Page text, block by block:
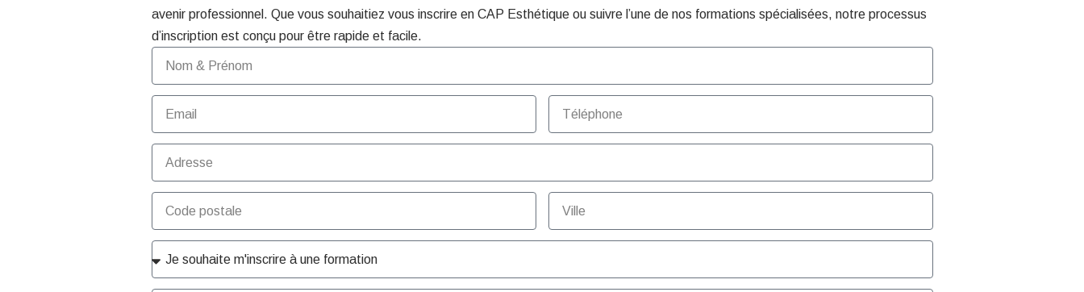
avenir professionnel. Que vous souhaitiez vous inscrire en CAP Esthétique ou suivre l’une de nos formations spécialisées, notre processus
d’inscription est conçu pour être rapide et facile.